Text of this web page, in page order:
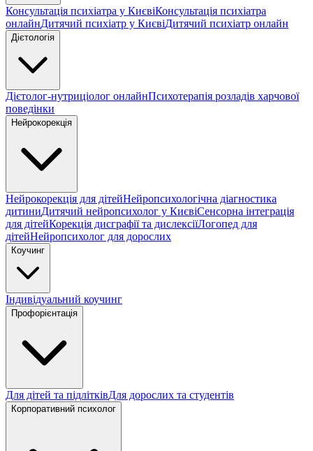
Консультація психіатра у КиєвіКонсультація психіатра
онлайнДитячий психіатр у КиєвіДитячий психіатр онлайн
Дієтологія
Дієтолог-нутриціолог онлайнПсихотерапія розладів харчової
поведінки
Нейрокорекція
Нейрокорекція для дітейНейропсихологічна діагностика
дитиниДитячий нейропсихолог у КиєвіСенсорна інтеграція
для дітейКорекція дисграфії та дислексіїЛогопед для
дітейНейропсихолог для дорослих
Коучинг
Індивідуальний коучинг
Профорієнтація
Для дітей та підлітківДля дорослих та студентів
Корпоративний психолог